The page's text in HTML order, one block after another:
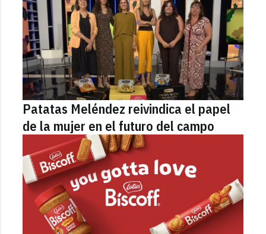
Patatas Meléndez reivindica el papel
de la mujer en el futuro del campo